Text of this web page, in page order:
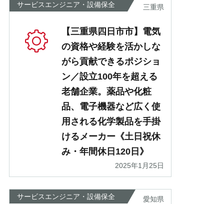
サービスエンジニア・設備保全 三重県
【三重県四日市市】電気
の資格や経験を活かしな
がら貢献できるポジショ
ン／設立100年を超える
老舗企業。薬品や化粧
品、電子機器など広く使
用される化学製品を手掛
けるメーカー《土日祝休
み・年間休日120日》
2025年1月25日
サービスエンジニア・設備保全 愛知県